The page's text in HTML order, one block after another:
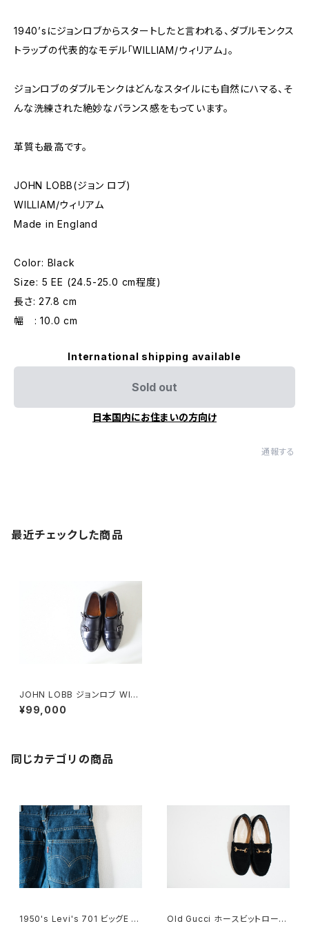
1940’sにジョンロブからスタートしたと言われる、ダブルモンクス
トラップの代表的なモデル「WILLIAM/ウィリアム」。
ジョンロブのダブルモンクはどんなスタイルにも自然にハマる、そ
んな洗練された絶妙なバランス感をもっています。
革質も最高です。
JOHN LOBB(ジョン ロブ)
WILLIAM/ウィリアム
Made in England
Color: Black
Size: 5 EE (24.5-25.0 cm程度)
長さ: 27.8 cm
幅 : 10.0 cm
International shipping available
Sold out
日本国内にお住まいの方向け
通報する
最近チェックした商品
JOHN LOBB ジョンロブ WILL
IAM ウィリアム 5EE
¥99,000
同じカテゴリの商品
1950's Levi's 701 ビッグE 2
Old Gucci ホースビットローフ